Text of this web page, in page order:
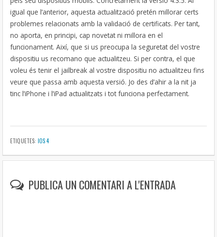
igual que l’anterior, aquesta actualització pretén millorar certs
problemes relacionats amb la validació de certificats. Per tant,
no aporta, en principi, cap novetat ni millora en el
funcionament. Així, que si us preocupa la seguretat del vostre
dispositiu us recomano que actualitzeu. Si per contra, el que
voleu és tenir el jailbreak al vostre dispositiu no actualitzeu fins
veure que passa amb aquesta versió. Jo des d’ahir a la nit ja
tinc l’iPhone i l’iPad actualitzats i tot funciona perfectament.
ETIQUETES: IOS 4
PUBLICA UN COMENTARI A L'ENTRADA